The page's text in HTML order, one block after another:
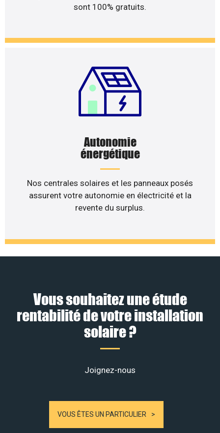
sont 100% gratuits.
Autonomie
énergétique
Nos centrales solaires et les panneaux posés
assurent votre autonomie en électricité et la
revente du surplus.
Vous souhaitez une étude
rentabilité de votre installation
solaire ?
Joignez-nous
VOUS ÊTES UN PARTICULIER